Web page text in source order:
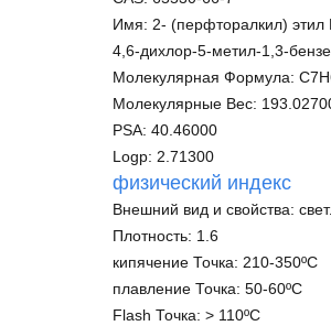
Имя: 2- (перфторалкил) этил
4,6-дихлор-5-метил-1,3-
Молекулярная Формула:
Молекулярные Вес:
PSA: 40.46000
Logp: 2.71300
физический индекс
Внешний вид и свойства:
Плотность: 1.6
кипячение Точка: 210-350ºC
плавление Точка: 50-60ºC
Flash Точка: > 110ºC